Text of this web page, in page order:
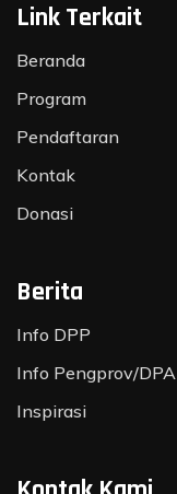
Link Terkait
Beranda
Program
Pendaftaran
Kontak
Donasi
Berita
Info DPP
Info Pengprov/DPA
Inspirasi